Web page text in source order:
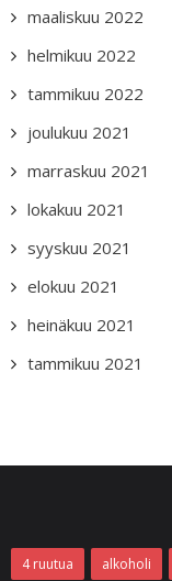
maaliskuu 2022
helmikuu 2022
tammikuu 2022
joulukuu 2021
marraskuu 2021
lokakuu 2021
syyskuu 2021
elokuu 2021
heinäkuu 2021
tammikuu 2021
4 ruutua alkoholi